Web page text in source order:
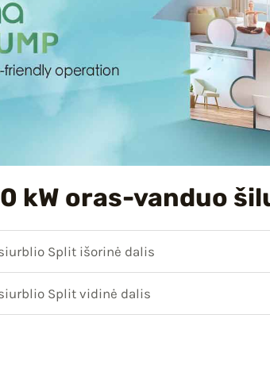
kW oras-vanduo
Split išorinė dalis
Split vidinė dalis